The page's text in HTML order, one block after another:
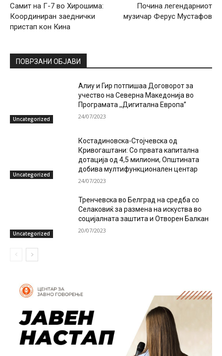
Самит на Г-7 во Хирошима:
Координиран заеднички
пристап кон Кина
Почина легендарниот
музичар Ферус Мустафов
ПОВРЗАНИ ОБЈАВИ
Uncategorized
Алиу и Гир потпишаа Договорот за
учество на Северна Македонија во
Програмата ,,Дигитална Европа”
24/07/2023
Uncategorized
Костадиновска-Стојчевска од
Кривогаштани: Со првата капитална
дотација од 4,5 милиони, Општината
добива мултифункционален центар
24/07/2023
Uncategorized
Тренчевска во Белград на средба со
Селаковиќ за размена на искуства во
социјалната заштита и Отворен Балкан
20/07/2023